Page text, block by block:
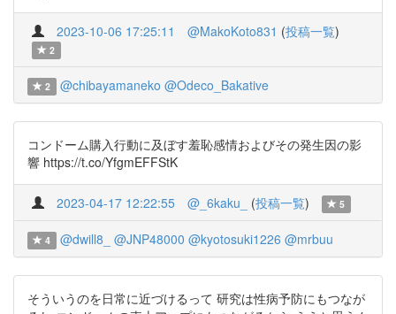
2023-10-06 17:25:11 @MakoKoto831 (投稿一覧)
2
2 @chibayamaneko @Odeco_Bakative
コンドーム購入行動に及ぼす羞恥感情およびその発生因の影
響 https://t.co/YfgmEFFStK
2023-04-17 12:22:55 @_6kaku_ (投稿一覧) 5
4 @dwill8_ @JNP48000 @kyotosuki1226 @mrbuu
そういうのを日常に近づけるって 研究は性病予防にもつなが